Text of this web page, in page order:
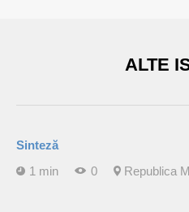
ALTE
Sinteză
1 min
0 Republica